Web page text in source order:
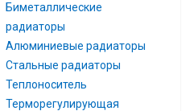
Биметаллические
радиаторы
Алюминиевые радиаторы
Стальные радиаторы
Теплоноситель
Терморегулирующая